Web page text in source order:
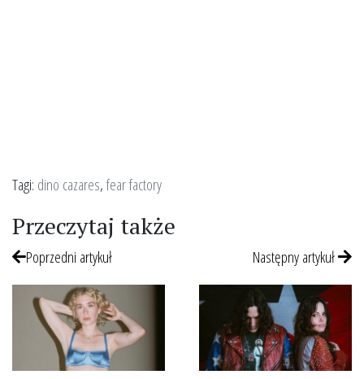
Tagi: dino cazares,fear factory
Przeczytaj także
Poprzedni artykuł Następny artykuł